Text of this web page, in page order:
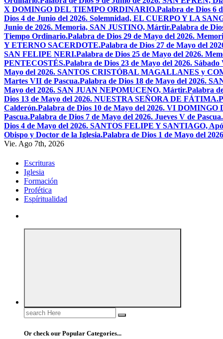
X DOMINGO DEL TIEMPO ORDINARIO.Palabra de Dios 6
Dios 4 de Junio del 2026. Solemnidad, EL CUERPO Y LA
Junio de 2026. Memoria, SAN JUSTINO, Mártir.Palabra de
Tiempo Ordinario.Palabra de Dios 29 de Mayo del 2026.
Y ETERNO SACERDOTE.Palabra de Dios 27 de Mayo del
SAN FELIPE NERI.Palabra de Dios 25 de Mayo del 2026.
PENTECOSTÉS.Palabra de Dios 23 de Mayo del 2026.
Mayo del 2026. SANTOS CRISTÓBAL MAGALLANES y
Martes VII de Pascua.Palabra de Dios 18 de Mayo del 2026.
Mayo del 2026. SAN JUAN NEPOMUCENO, Mártir.Palabra
Dios 13 de Mayo del 2026. NUESTRA SEÑORA DE FÁTIMA.
Calderón.Palabra de Dios 10 de Mayo del 2026. VI DOMINGO
Pascua.Palabra de Dios 7 de Mayo del 2026. Jueves V de Pascua.
Dios 4 de Mayo del 2026. SANTOS FELIPE Y SANTIAGO,
Obispo y Doctor de la Iglesia.Palabra de Dios 1 de Mayo del
Vie. Ago 7th, 2026
Escrituras
Iglesia
Formación
Profética
Espíritualidad
Search
for:
Or check our Popular Categories...